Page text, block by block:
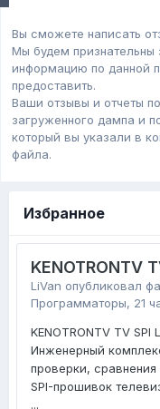
Вы сможете написать
Мы будем
информацию по данной
предоставить.
Ваши отзывы и отчеты
загруженного дампa и
который вы указали в
файла.
Избранное
KENOTRONTV
LiVan опубликовал
Программаторы, 21
KENOTRONTV TV SPI
Инженерный
проверки,
SPI-прошивок
...